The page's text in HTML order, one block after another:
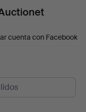
cuenta con Facebook